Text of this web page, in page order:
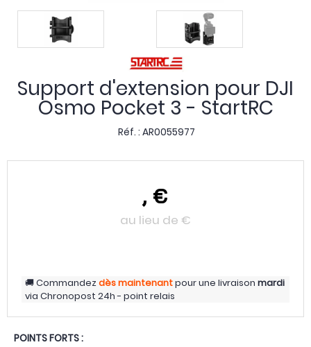
Support d'extension pour DJI
Osmo Pocket 3 - StartRC
Réf. : AR0055977
, €
au lieu de €
Commandezdès maintenantpour une livraison mardi
via Chronopost 24h - point relais
POINTS FORTS :